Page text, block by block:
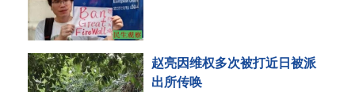
赵亮因维权多次被打近日被派
出所传唤